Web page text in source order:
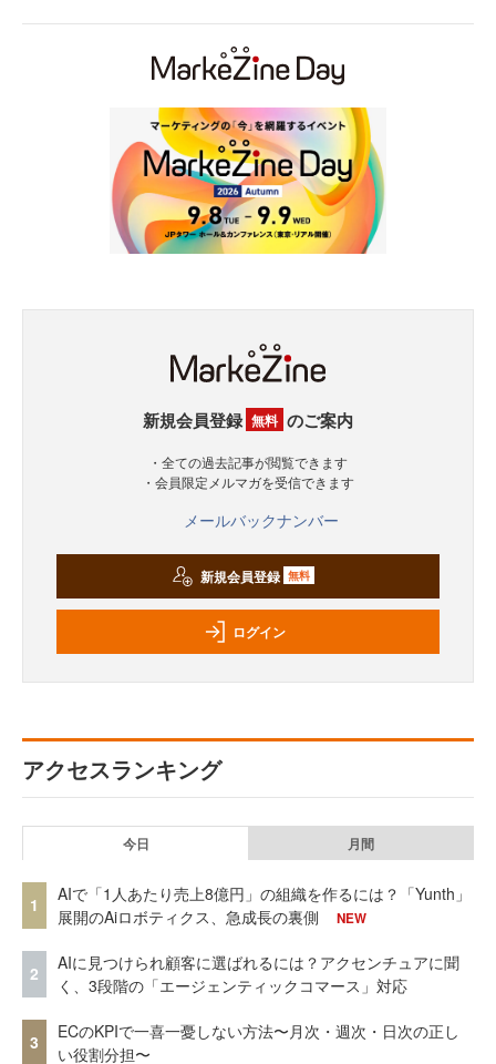
新規会員登録 無料 のご案内
・全ての過去記事が閲覧できます
・会員限定メルマガを受信できます
メールバックナンバー
新規会員登録 無料
ログイン
アクセスランキング
今日 月間
1
AIで「1人あたり売上8億円」の組織を作るには？「Yunth」
展開のAiロボティクス、急成長の裏側
NEW
2
AIに見つけられ顧客に選ばれるには？アクセンチュアに聞
く、3段階の「エージェンティックコマース」対応
3
ECのKPIで一喜一憂しない方法〜月次・週次・日次の正し
い役割分担〜